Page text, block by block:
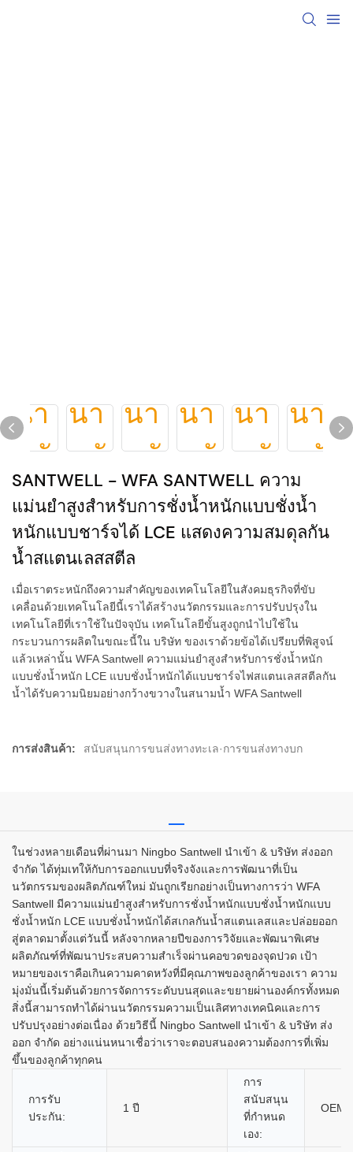
SANTWELL - WFA SANTWELL ความ
แม่นยำสูงสำหรับการชั่งน้ำหนักแบบชั่งน้ำ
หนักแบบชาร์จได้ LCE แสดงความสมดุลกัน
น้ำสแตนเลสสตีล
เมื่อเราตระหนักถึงความสำคัญของเทคโนโลยีในสังคมธุรกิจที่ขับ
เคลื่อนด้วยเทคโนโลยีนี้เราได้สร้างนวัตกรรมและการปรับปรุงใน
เทคโนโลยีที่เราใช้ในปัจจุบัน เทคโนโลยีขั้นสูงถูกนำไปใช้ใน
กระบวนการผลิตในขณะนี้ใน บริษัท ของเราด้วยข้อได้เปรียบที่พิสูจน์
แล้วเหล่านั้น WFA Santwell ความแม่นยำสูงสำหรับการชั่งน้ำหนัก
แบบชั่งน้ำหนัก LCE แบบชั่งน้ำหนักได้แบบชาร์จไฟสแตนเลสสตีลกัน
น้ำได้รับความนิยมอย่างกว้างขวางในสนามน้ำ WFA Santwell
การส่งสินค้า: สนับสนุนการขนส่งทางทะเล·การขนส่งทางบก
ในช่วงหลายเดือนที่ผ่านมา Ningbo Santwell นำเข้า & บริษัท ส่งออก
จำกัด ได้ทุ่มเทให้กับการออกแบบที่จริงจังและการพัฒนาที่เป็น
นวัตกรรมของผลิตภัณฑ์ใหม่ มันถูกเรียกอย่างเป็นทางการว่า WFA
Santwell มีความแม่นยำสูงสำหรับการชั่งน้ำหนักแบบชั่งน้ำหนักแบบ
ชั่งน้ำหนัก LCE แบบชั่งน้ำหนักได้สเกลกันน้ำสแตนเลสและปล่อยออก
สู่ตลาดมาตั้งแต่วันนี้ หลังจากหลายปีของการวิจัยและพัฒนาพิเศษ
ผลิตภัณฑ์ที่พัฒนาประสบความสำเร็จผ่านคอขวดของจุดปวด เป้า
หมายของเราคือเกินความคาดหวังที่มีคุณภาพของลูกค้าของเรา ความ
มุ่งมั่นนี้เริ่มต้นด้วยการจัดการระดับบนสุดและขยายผ่านองค์กรทั้งหมด
สิ่งนี้สามารถทำได้ผ่านนวัตกรรมความเป็นเลิศทางเทคนิคและการ
ปรับปรุงอย่างต่อเนื่อง ด้วยวิธีนี้ Ningbo Santwell นำเข้า & บริษัท ส่ง
ออก จำกัด อย่างแน่นหนาเชื่อว่าเราจะตอบสนองความต้องการที่เพิ่ม
ขึ้นของลูกค้าทุกคน
การรับ
ประกัน:
1 ปี
การ
สนับสนุน
ที่กำหนด
เอง:
OEM,